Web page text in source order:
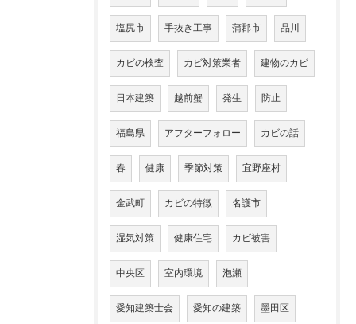
塩尻市 手抜き工事 蒲郡市 品川
カビの検査 カビ対策業者 建物のカビ
日本建築 越前蟹 発生 防止
福島県 アフターフォロー カビの話
春 健康 季節対策 宜野座村
金武町 カビの特徴 名護市
湿気対策 健康住宅 カビ被害
中央区 室内環境 泡瀬
愛知建築士会 愛知の建築 墨田区